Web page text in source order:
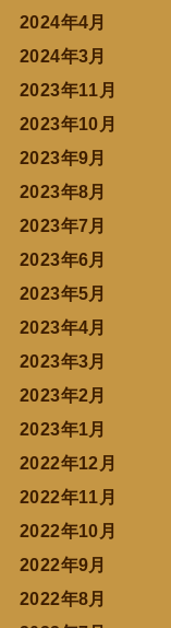
2024年4月
2024年3月
2023年11月
2023年10月
2023年9月
2023年8月
2023年7月
2023年6月
2023年5月
2023年4月
2023年3月
2023年2月
2023年1月
2022年12月
2022年11月
2022年10月
2022年9月
2022年8月